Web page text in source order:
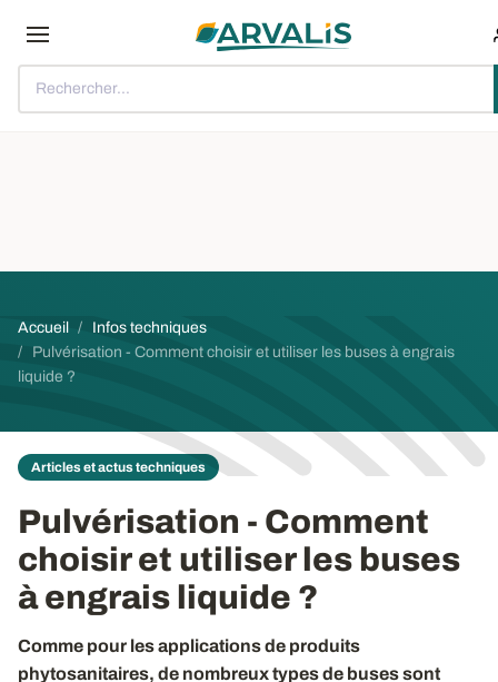
Rechercher...
Fil d'Ariane
Accueil
Infos techniques
Pulvérisation - Comment choisir et utiliser les buses à engrais
liquide ?
Articles et actus techniques
Pulvérisation - Comment
choisir et utiliser les buses
à engrais liquide ?
Comme pour les applications de produits
phytosanitaires, de nombreux types de buses sont